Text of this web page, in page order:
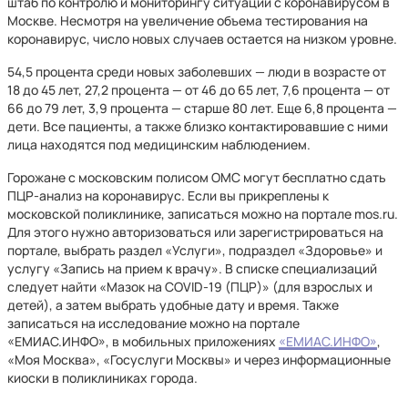
Москве. Несмотря на увеличение объема тестирования на
коронавирус, число новых случаев остается на низком уровне.
54,5 процента среди новых заболевших — люди в возрасте от
18 до 45 лет, 27,2 процента — от 46 до 65 лет, 7,6 процента — от
66 до 79 лет, 3,9 процента — старше 80 лет. Еще 6,8 процента —
дети. Все пациенты, а также близко контактировавшие с ними
лица находятся под медицинским наблюдением.
Горожане с московским полисом ОМС могут бесплатно сдать
ПЦР-анализ на коронавирус. Если вы прикреплены к
московской поликлинике, записаться можно на портале mos.ru.
Для этого нужно авторизоваться или зарегистрироваться на
портале, выбрать раздел «Услуги», подраздел «Здоровье» и
услугу «Запись на прием к врачу». В списке специализаций
следует найти «Мазок на COVID-19 (ПЦР)» (для взрослых и
детей), а затем выбрать удобные дату и время. Также
записаться на исследование можно на портале
«ЕМИАС.ИНФО», в мобильных приложениях «ЕМИАС.ИНФО»,
«Моя Москва», «Госуслуги Москвы» и через информационные
киоски в поликлиниках города.